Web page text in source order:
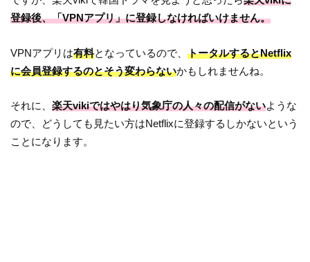
登録後、「VPNアプリ」に登録しなければいけません。
VPNアプリは有料となっているので、トータルするとNetflix
に会員登録するのとそう変わらないかもしれませんね。
それに、楽天vikiではやはり気象庁の人々の配信がないような
ので、どうしても見たい方はNetflixに登録するしかないという
ことになります。